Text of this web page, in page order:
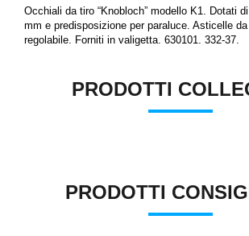
Occhiali da tiro “Knobloch” modello K1. Dotati
mm e predisposizione per paraluce. Asticelle
regolabile. Forniti in valigetta. 630101. 332-37.
PRODOTTI
PRODOTTI